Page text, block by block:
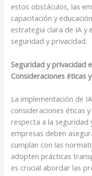
estos obstáculos, las
capacitación y
estrategia clara de IA y
seguridad y privacidad.
Seguridad y privacidad
Consideraciones éticas
La implementación de
consideraciones éticas
respecta a la seguridad
empresas deben
cumplan con las
adopten prácticas
es crucial abordar las